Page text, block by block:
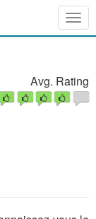
Avg. Rating